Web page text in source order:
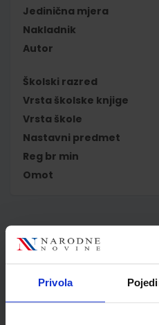
Privola
Jedinična mjera
Nakladnik
Autor
Školski razred
Vrsta školske knjige
Vrsta škole
Nastavni predmet
Reg br min
Omot
Kupci najčešće